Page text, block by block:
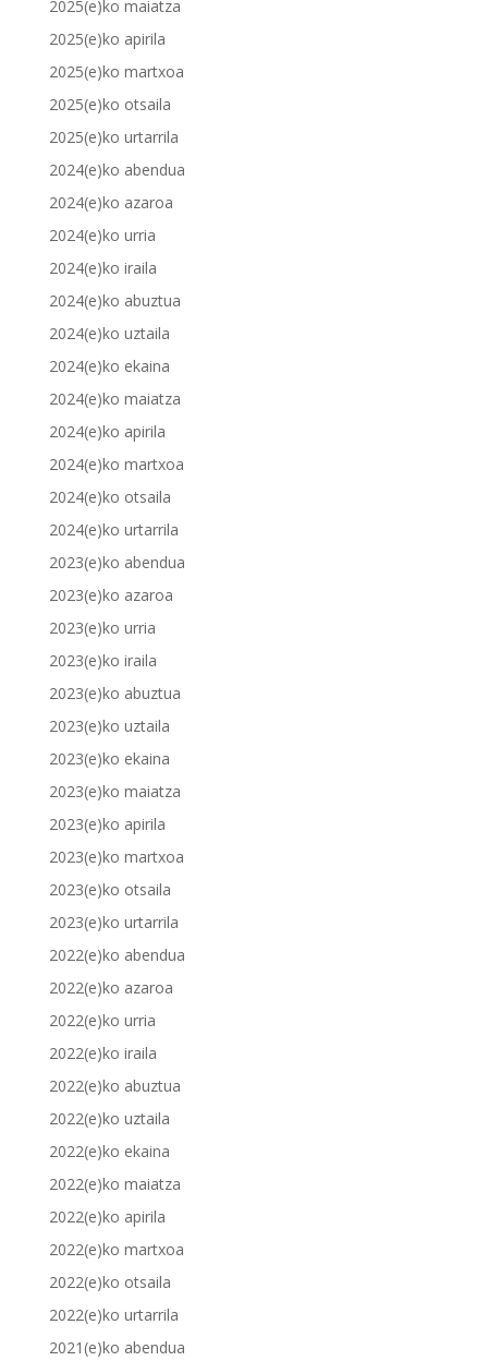
2025(e)ko maiatza
2025(e)ko apirila
2025(e)ko martxoa
2025(e)ko otsaila
2025(e)ko urtarrila
2024(e)ko abendua
2024(e)ko azaroa
2024(e)ko urria
2024(e)ko iraila
2024(e)ko abuztua
2024(e)ko uztaila
2024(e)ko ekaina
2024(e)ko maiatza
2024(e)ko apirila
2024(e)ko martxoa
2024(e)ko otsaila
2024(e)ko urtarrila
2023(e)ko abendua
2023(e)ko azaroa
2023(e)ko urria
2023(e)ko iraila
2023(e)ko abuztua
2023(e)ko uztaila
2023(e)ko ekaina
2023(e)ko maiatza
2023(e)ko apirila
2023(e)ko martxoa
2023(e)ko otsaila
2023(e)ko urtarrila
2022(e)ko abendua
2022(e)ko azaroa
2022(e)ko urria
2022(e)ko iraila
2022(e)ko abuztua
2022(e)ko uztaila
2022(e)ko ekaina
2022(e)ko maiatza
2022(e)ko apirila
2022(e)ko martxoa
2022(e)ko otsaila
2022(e)ko urtarrila
2021(e)ko abendua